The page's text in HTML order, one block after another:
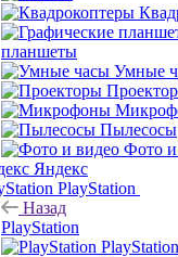
планшеты
Умные
Пылесосы
Фото
Яндекс
PlayStation
Назад
PlayStation
PlayStation